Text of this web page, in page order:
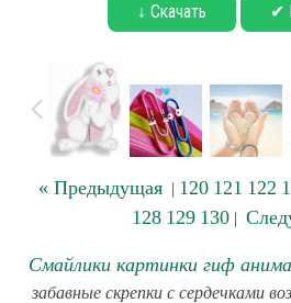
↓ Скачать ✔
« Предыдущая| 120 121 122
128 129 130 |
Смайлики картинки гиф
забавные скрепки с сердечками